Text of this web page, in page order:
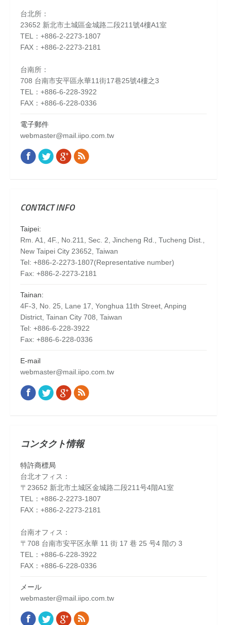
台北所：
23652 新北市土城區金城路二段211號4樓A1室
TEL：+886-2-2273-1807
FAX：+886-2-2273-2181
台南所：
708 台南市安平區永華11街17巷25號4樓之3
TEL：+886-6-228-3922
FAX：+886-6-228-0336
電子郵件
webmaster@mail.iipo.com.tw
Find us on:
Facebook
TwitterGoogle+
Rss
CONTACT INFO
Taipei:
Rm. A1, 4F., No.211, Sec. 2, Jincheng Rd., Tucheng Dist.,
New Taipei City 23652, Taiwan
Tel: +886-2-2273-1807(Representative number)
Fax: +886-2-2273-2181
Tainan:
4F-3, No. 25, Lane 17, Yonghua 11th Street, Anping
District, Tainan City 708, Taiwan
Tel: +886-6-228-3922
Fax: +886-6-228-0336
E-mail
webmaster@mail.iipo.com.tw
Find us on:
Facebook
TwitterGoogle+
Rss
コンタクト情報
特許商標局
台北オフィス：
〒23652 新北市土城区金城路二段211号4階A1室
TEL：+886-2-2273-1807
FAX：+886-2-2273-2181
台南オフィス：
〒708 台南市安平区永華 11 街 17 巷 25 号4 階の 3
TEL：+886-6-228-3922
FAX：+886-6-228-0336
メール
webmaster@mail.iipo.com.tw
Find us on:
Facebook
TwitterGoogle+
Rss